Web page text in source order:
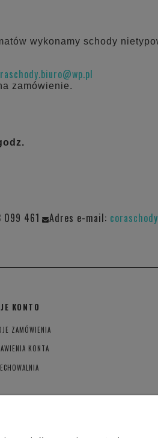
wykonamy schody
zamówienie.
099 461 Adres e-mail:
KONTO
ZAMÓWIENIA
KONTA